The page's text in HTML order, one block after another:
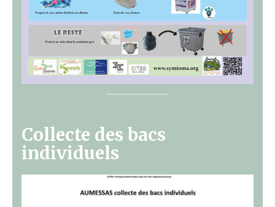
Collecte des bacs
individuels